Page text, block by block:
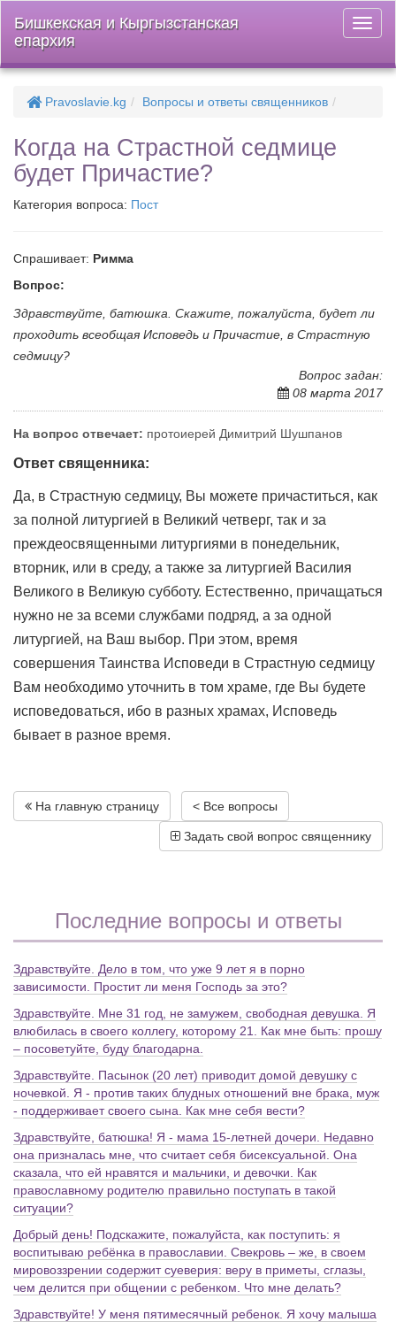
меню
Бишкекская и Кыргызстанская
епархия
Pravoslavie.kg Вопросы и ответы священников
Когда на Страстной седмице
будет Причастие?
Категория вопроса: Пост
Спрашивает: Римма
Вопрос:
Здравствуйте, батюшка. Скажите, пожалуйста, будет ли
проходить всеобщая Исповедь и Причастие, в Страстную
седмицу?
Вопрос задан:
08 марта 2017
На вопрос отвечает: протоиерей Димитрий Шушпанов
Ответ священника:
Да, в Страстную седмицу, Вы можете причаститься, как
за полной литургией в Великий четверг, так и за
преждеосвященными литургиями в понедельник,
вторник, или в среду, а также за литургией Василия
Великого в Великую субботу. Естественно, причащаться
нужно не за всеми службами подряд, а за одной
литургией, на Ваш выбор. При этом, время
совершения Таинства Исповеди в Страстную седмицу
Вам необходимо уточнить в том храме, где Вы будете
исповедоваться, ибо в разных храмах, Исповедь
бывает в разное время.
На главную страницу < Все вопросы
Задать свой вопрос священнику
Последние вопросы и ответы
Здравствуйте. Дело в том, что уже 9 лет я в порно
зависимости. Простит ли меня Господь за это?
Здравствуйте. Мне 31 год, не замужем, свободная девушка. Я
влюбилась в своего коллегу, которому 21. Как мне быть: прошу
– посоветуйте, буду благодарна.
Здравствуйте. Пасынок (20 лет) приводит домой девушку с
ночевкой. Я - против таких блудных отношений вне брака, муж
- поддерживает своего сына. Как мне себя вести?
Здравствуйте, батюшка! Я - мама 15-летней дочери. Недавно
она призналась мне, что считает себя бисексуальной. Она
сказала, что ей нравятся и мальчики, и девочки. Как
православному родителю правильно поступать в такой
ситуации?
Добрый день! Подскажите, пожалуйста, как поступить: я
воспитываю ребёнка в православии. Свекровь – же, в своем
мировоззрении содержит суеверия: веру в приметы, сглазы,
чем делится при общении с ребенком. Что мне делать?
Здравствуйте! У меня пятимесячный ребенок. Я хочу малыша